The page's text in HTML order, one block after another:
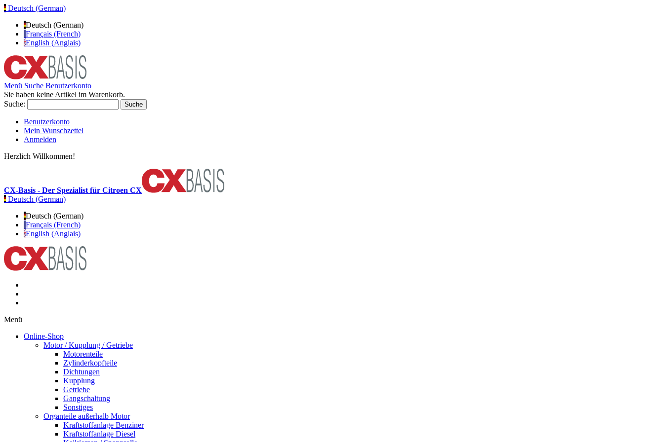
Deutsch (German)
Deutsch (German)
Français (French)
English (Anglais)
Menü Suche Benutzerkonto
Sie haben keine Artikel im Warenkorb.
Suche:
Suche
Benutzerkonto
Mein Wunschzettel
Anmelden
Herzlich Willkommen!
CX-Basis - Der Spezialist für Citroen CX
Deutsch (German)
Deutsch (German)
Français (French)
English (Anglais)
Menü
Online-Shop
Motor / Kupplung / Getriebe
Motorenteile
Zylinderkopfteile
Dichtungen
Kupplung
Getriebe
Gangschaltung
Sonstiges
Organteile außerhalb Motor
Kraftstoffanlage Benziner
Kraftstoffanlage Diesel